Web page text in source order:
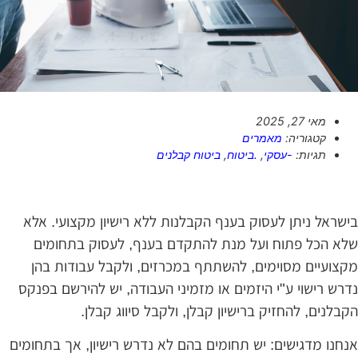
מאי 27, 2025
קטגוריה: מאמרים
תגיות: -עסקי, .ביטוח, ביטוח קבלנים
ניתן לעסוק בענף הקבלנות ללא רישיון מקצועי. אלא
הכל פתוח ועל מנת להתקדם בענף, לעסוק בתחומים
מסוימים, להשתתף במכרזים, ולקבל עבודות בהן
רישוי ע"י היזמים או מזמיני העבודה, יש להירשם בפנקס
להחזיק ברישיון קבלן, ולקבל סיווג קבלן.
מדגישים: יש תחומים בהם לא נדרש רישיון, אך בתחומים